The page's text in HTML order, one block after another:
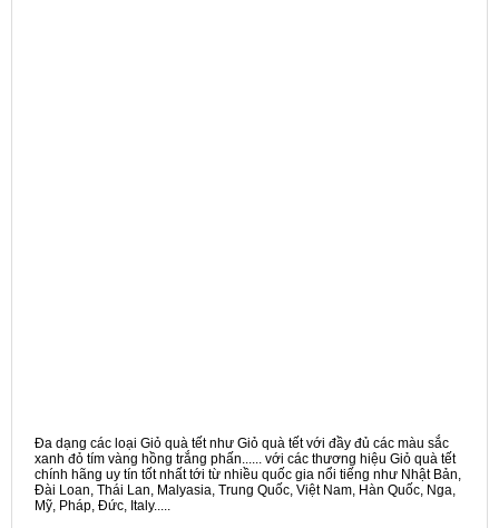
Đa dạng các loại Giỏ quà tết như Giỏ quà tết với đầy đủ các màu sắc
xanh đỏ tím vàng hồng trắng phấn...... với các thương hiệu Giỏ quà tết
chính hãng uy tín tốt nhất tới từ nhiều quốc gia nổi tiếng như Nhật Bản,
Đài Loan, Thái Lan, Malyasia, Trung Quốc, Việt Nam, Hàn Quốc, Nga,
Mỹ, Pháp, Đức, Italy.....